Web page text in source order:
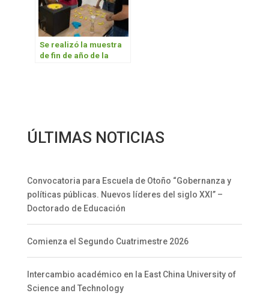
Se realizó la muestra
de fin de año de la
ÚLTIMAS NOTICIAS
Convocatoria para Escuela de Otoño “Gobernanza y
políticas públicas. Nuevos líderes del siglo XXI” –
Doctorado de Educación
Comienza el Segundo Cuatrimestre 2026
Intercambio académico en la East China University of
Science and Technology